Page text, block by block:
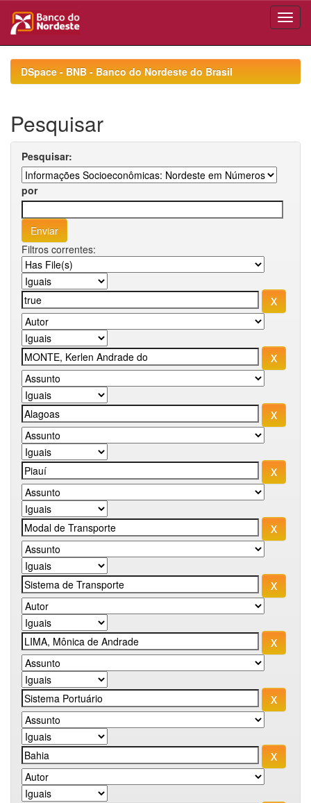
navigationDSpace - BNB - Banco do Nordeste do Brasil
Pesquisar
Pesquisar:
por
Filtros correntes: